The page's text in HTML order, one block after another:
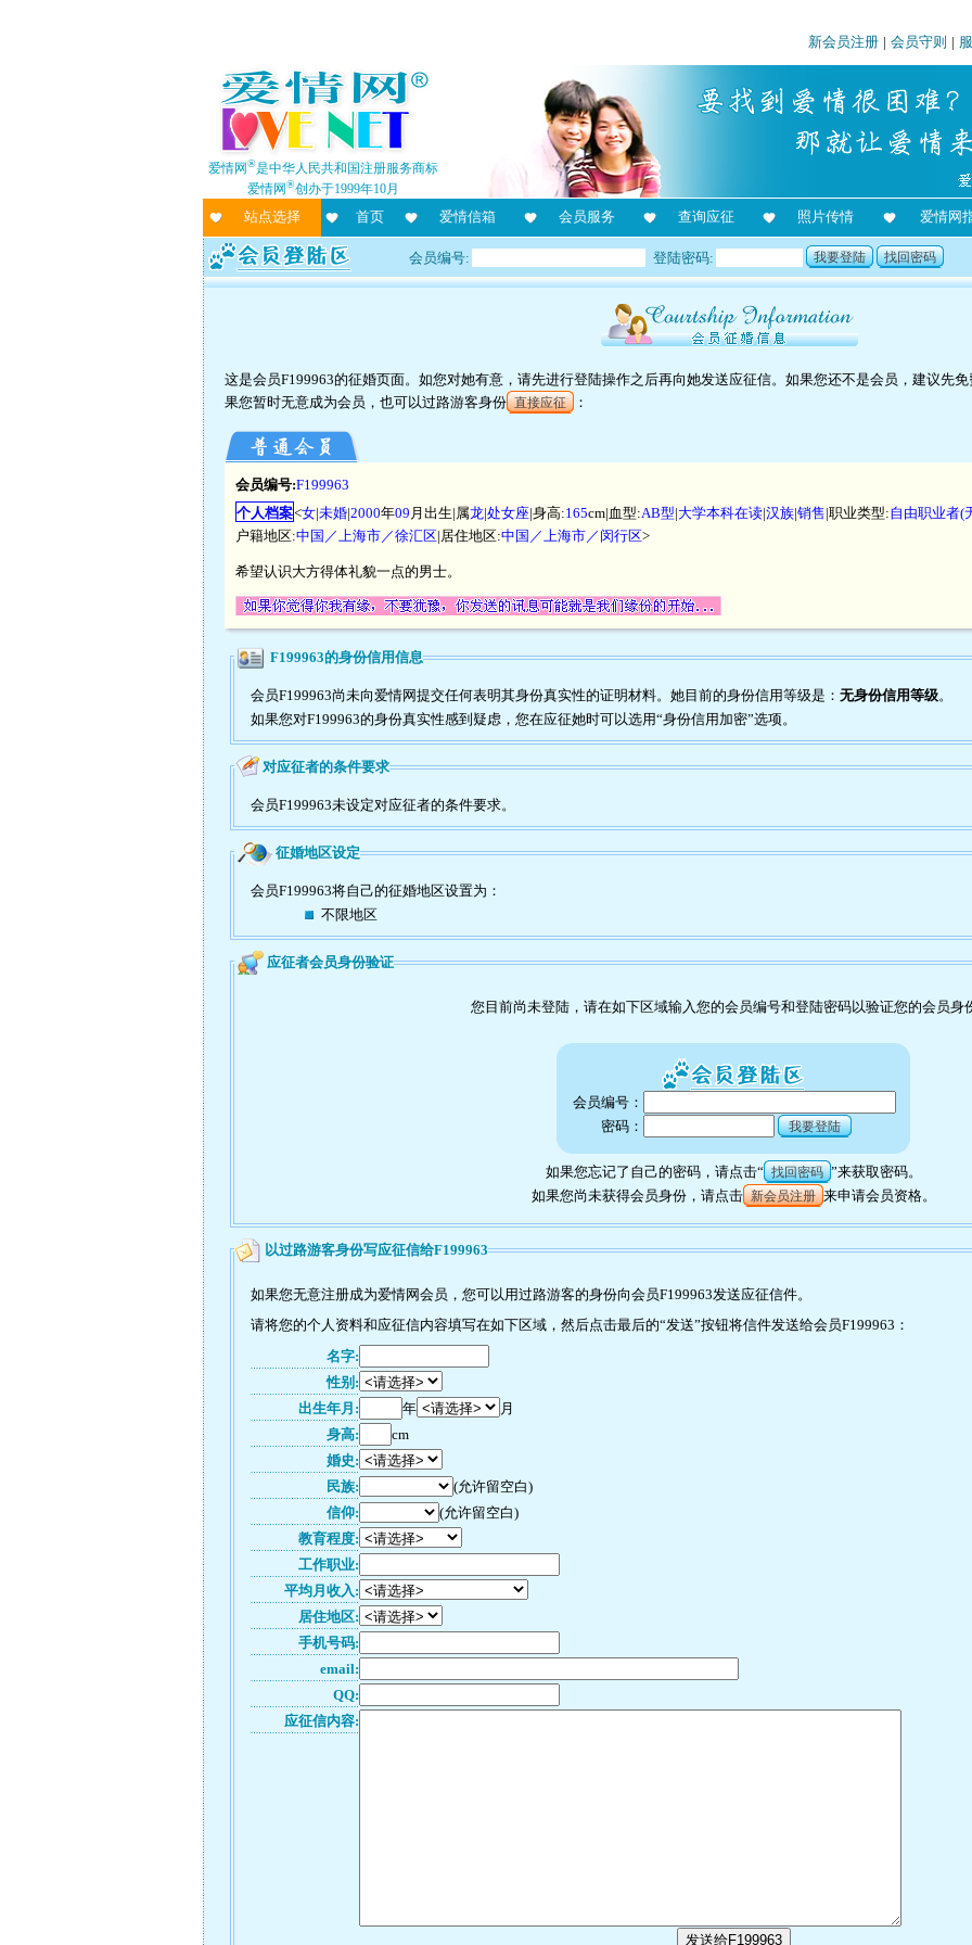
新会员注册 | 会员守则 |
爱情网®是中华人民共和国注册服务商标
爱情网®创办于1999年10月
站点选择 首页 爱情信箱 会员服务 查询应征 照片传情 爱情网
会员编号: 登陆密码: 我要登陆 找回密码
这是会员F199963的征婚页面。如您对她有意，请先进行登陆操作之后再向她发送应征信。如果您还不是会员，建议先免
果您暂时无意成为会员，也可以过路游客身份 直接应征 ：
会员编号:F199963
个人档案<女|未婚|2000年09 月出生|属龙|处女座|身高:165cm|血型:AB型|大学本科在读|汉族|销售|职业类型:自由职业者(
户籍地区:中国／上海市／徐汇区|居住地区:中国／上海市／闵行区>
希望认识大方得体礼貌一点的男士。
F199963的身份信用信息
会员F199963尚未向爱情网提交任何表明其身份真实性的证明材料。她目前的身份信用等级是： 无身份信用等级。
如果您对F199963的身份真实性感到疑虑，您在应征她时可以选用“身份信用加密”选项。
对应征者的条件要求
会员F199963未设定对应征者的条件要求。
征婚地区设定
会员F199963将自己的征婚地区设置为：
不限地区
应征者会员身份验证
您目前尚未登陆，请在如下区域输入您的会员编号和登陆密码以验证您的会员身
会员编号：
密码：
我要登陆
如果您忘记了自己的密码，请点击“ 找回密码 ”来获取密码。
如果您尚未获得会员身份，请点击 新会员注册 来申请会员资格。
以过路游客身份写应征信给F199963
如果您无意注册成为爱情网会员，您可以用过路游客的身份向会员F199963发送应征信件。
请将您的个人资料和应征信内容填写在如下区域，然后点击最后的“发送”按钮将信件发送给会员F199963：
名字:
性别:
出生年月:
年
月
身高:
cm
婚史:
民族:
(允许留空白)
信仰:
(允许留空白)
教育程度:
工作职业:
平均月收入:
居住地区:
手机号码:
email:
QQ:
应征信内容:
发送给F199963